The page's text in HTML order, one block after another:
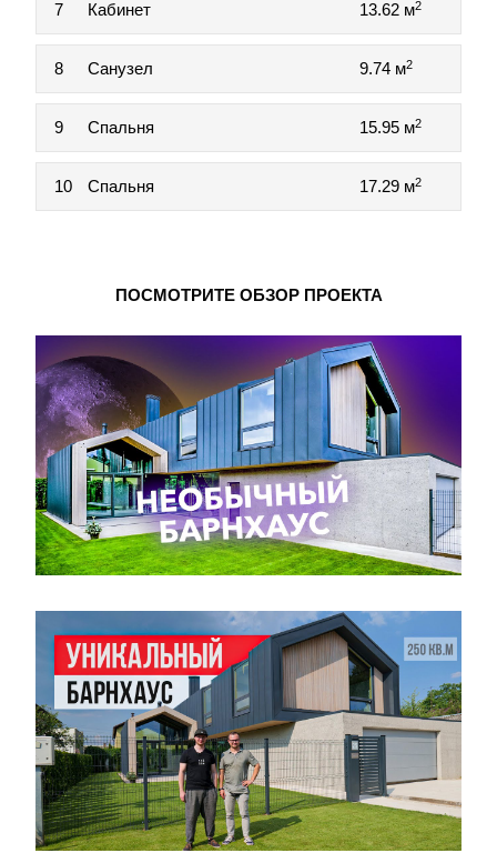
7 Кабинет 13.62 м2
8 Санузел 9.74 м2
9 Спальня 15.95 м2
10 Спальня 17.29 м2
ПОСМОТРИТЕ ОБЗОР ПРОЕКТА